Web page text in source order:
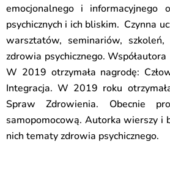
emocjonalnego i informacyjnego
psychicznych i ich bliskim. Czynna
warsztatów, seminariów,
zdrowia psychicznego.
W 2019 otrzymała nagrodę:
Integracja. W 2019 roku
Spraw Zdrowienia. Obecnie
samopomocową. Autorka wierszy i
nich tematy zdrowia psychicznego.